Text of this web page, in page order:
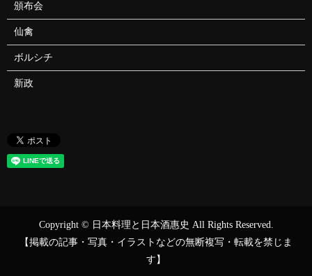
頒布会
仙禽
ボルシチ
新政
Copyright © 日本料理と日本酒惠史 All Rights Reserved.
【掲載の記事・写真・イラストなどの無断複写・転載を禁じま
す】